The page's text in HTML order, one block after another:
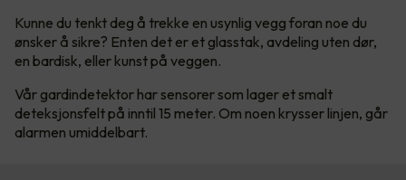
Kunne du tenkt deg å trekke en usynlig vegg foran noe du
ønsker å sikre? Enten det er et glasstak, avdeling uten dør,
en bardisk, eller kunst på veggen.
Vår gardindetektor har sensorer som lager et smalt
deteksjonsfelt på inntil 15 meter. Om noen krysser linjen, går
alarmen umiddelbart.